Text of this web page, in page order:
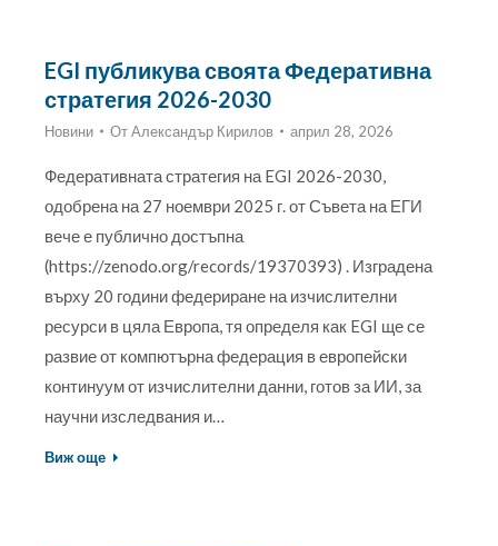
EGI публикува своята Федеративна
стратегия 2026-2030
Новини ОтАлександър Кирилов април 28, 2026
Федеративната стратегия на EGI 2026-2030,
одобрена на 27 ноември 2025 г. от Съвета на ЕГИ
вече е публично достъпна
(https://zenodo.org/records/19370393) . Изградена
върху 20 години федериране на изчислителни
ресурси в цяла Европа, тя определя как EGI ще се
развие от компютърна федерация в европейски
континуум от изчислителни данни, готов за ИИ, за
научни изследвания и…
Виж още